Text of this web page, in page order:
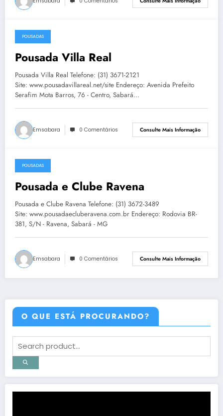
15 de fevereiro de 2018
POUSADAS
Pousada Villa Real
Pousada Villa Real Telefone: (31) 3671-2121
Site: www.pousadavillareal.net/site Endereço: Avenida Prefeito
Serafim Mota Barros, 76 - Centro, Sabará…
Emsabara 0 Comentários Consulte Mais Informação
15 de fevereiro de 2018
POUSADAS
Pousada e Clube Ravena
Pousada e Clube Ravena Telefone: (31) 3672-3489
Site: www.pousadaecluberavena.com.br Endereço: Rodovia BR-
381, S/N - Ravena, Sabará - MG
Emsabara 0 Comentários Consulte Mais Informação
O QUE ESTÁ PROCURANDO?